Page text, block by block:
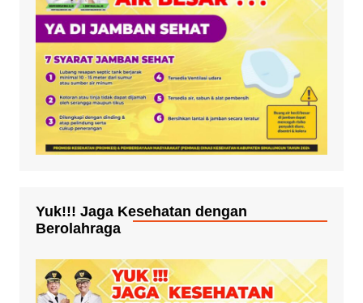
Yuk!!! Jaga Kesehatan dengan
Berolahraga